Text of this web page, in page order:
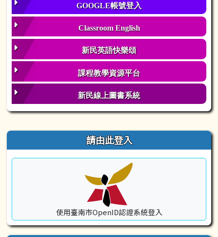
GOOGLE帳號登入
Classroom English
新民英語快樂頌
課程教學資源平台
新民線上圖書系統
右邊區域內容 請由此登入
使用臺南市OpenID認證系統登入